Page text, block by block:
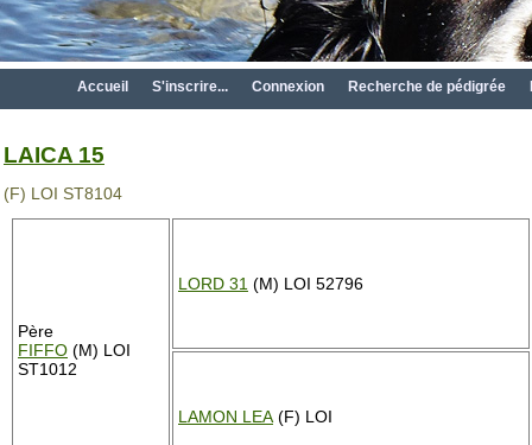
Accueil S'inscrire... Connexion Recherche de pédigrée
LAICA 15
(F) LOI ST8104
Père
FIFFO (M) LOI
ST1012
LORD 31 (M) LOI 52796
LAMON LEA (F) LOI